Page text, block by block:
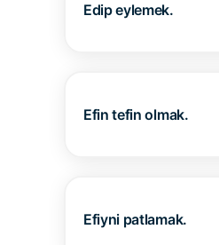
Edip eylemek.
Efin tefin olmak.
Efiyni patlamak.